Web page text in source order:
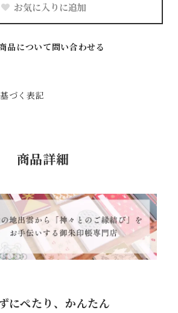
お気に入りに追加
品について問い合わせる
づく表記
商品詳細
にぺたり、かんたん